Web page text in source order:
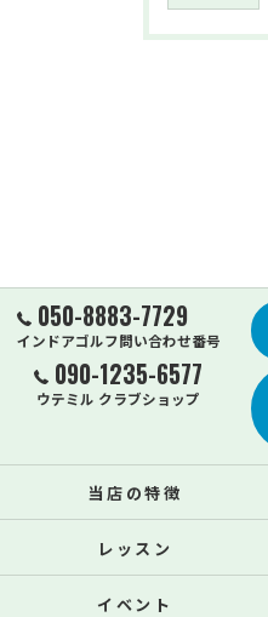
050-8883-7729
インドアゴルフ問い合わせ番号
090-1235-6577
ウテミル クラブショップ
当店の特徴
レッスン
イベント